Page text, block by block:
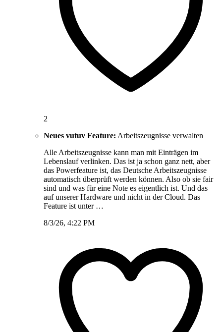
2
Neues vutuv Feature: Arbeitszeugnisse verwalten
Alle Arbeitszeugnisse kann man mit Einträgen im
Lebenslauf verlinken. Das ist ja schon ganz nett, aber
das Powerfeature ist, das Deutsche Arbeitszeugnisse
automatisch überprüft werden können. Also ob sie fair
sind und was für eine Note es eigentlich ist. Und das
auf unserer Hardware und nicht in der Cloud. Das
Feature ist unter …
8/3/26, 4:22 PM